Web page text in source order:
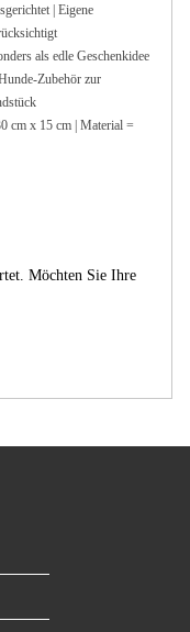
| Eigene
als edle Geschenkidee
Zubehör zur
cm x 15 cm | Material =
Möchten Sie Ihre